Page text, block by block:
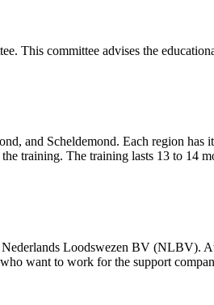
This committee advises the
and Scheldemond. Each region
training. The training lasts 13 to 14
Loodswezen BV (NLBV).
want to work for the support